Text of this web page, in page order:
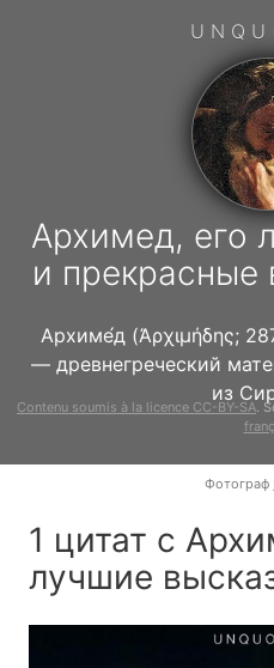
Архимед, его
и прекрасные
Архиме́д (Ἀρχιμήδης;
— древнегреческий
из
Contenu soumis à la licence CC-BY-SA.
Фотограф
1 цитат с
лучшие